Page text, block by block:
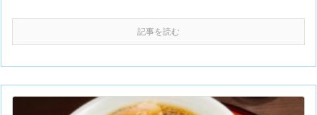
記事を読む